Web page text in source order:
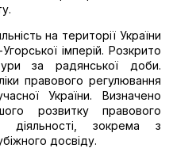
на території України
імперій. Розкрито
за радянської доби.
правового регулювання
України. Визначено
розвитку правового
діяльності, зокрема з
досвіду.